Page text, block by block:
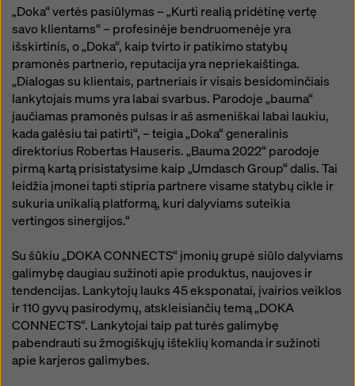
„Doka“ vertės pasiūlymas – „Kurti realią pridėtinę vertę
savo klientams“ – profesinėje bendruomenėje yra
išskirtinis, o „Doka“, kaip tvirto ir patikimo statybų
pramonės partnerio, reputacija yra nepriekaištinga.
„Dialogas su klientais, partneriais ir visais besidominčiais
lankytojais mums yra labai svarbus. Parodoje „bauma“
jaučiamas pramonės pulsas ir aš asmeniškai labai laukiu,
kada galėsiu tai patirti“, – teigia „Doka“ generalinis
direktorius Robertas Hauseris. „Bauma 2022“ parodoje
pirmą kartą prisistatysime kaip „Umdasch Group“ dalis. Tai
leidžia įmonei tapti stipria partnere visame statybų cikle ir
sukuria unikalią platformą, kuri dalyviams suteikia
vertingos sinergijos.“
Su šūkiu „DOKA CONNECTS“ įmonių grupė siūlo dalyviams
galimybę daugiau sužinoti apie produktus, naujoves ir
tendencijas. Lankytojų lauks 45 eksponatai, įvairios veiklos
ir 110 gyvų pasirodymų, atskleisiančių temą „DOKA
CONNECTS“. Lankytojai taip pat turės galimybę
pabendrauti su žmogiškųjų išteklių komanda ir sužinoti
apie karjeros galimybes.